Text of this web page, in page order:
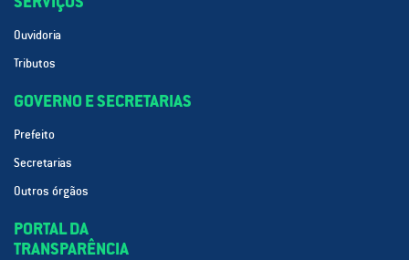
Ouvidoria
Tributos
GOVERNO E SECRETARIAS
Prefeito
Secretarias
Outros órgãos
PORTAL DA
TRANSPARÊNCIA